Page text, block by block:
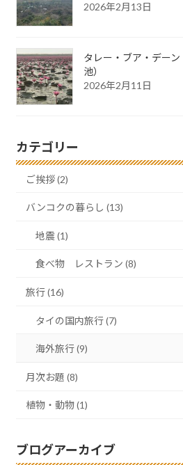
2026年2月13日
タレー・ブア・デーン
池）
2026年2月11日
カテゴリー
ご挨拶 (2)
バンコクの暮らし (13)
地震 (1)
食べ物 レストラン (8)
旅行 (16)
タイの国内旅行 (7)
海外旅行 (9)
月次お題 (8)
植物・動物 (1)
ブログアーカイブ